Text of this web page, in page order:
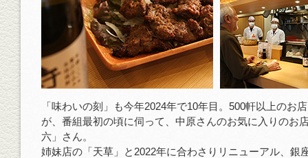
「味わいの刻」も今年2024年で10年目。500軒以上のお
が、番組最初の頃に伺って、中原さんのお気に入りのお
六」さん。
姉妹店の「天草」と2022年に合わさりリニューアル、銀